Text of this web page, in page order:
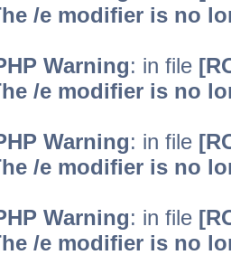
/e modifier is no
Warning: in file
/e modifier is no
Warning: in file
/e modifier is no
Warning: in file
/e modifier is no